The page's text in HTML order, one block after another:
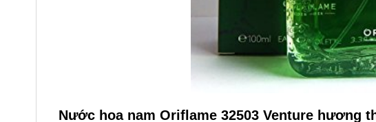
Nước hoa nam Oriflame 32503 Venture hương